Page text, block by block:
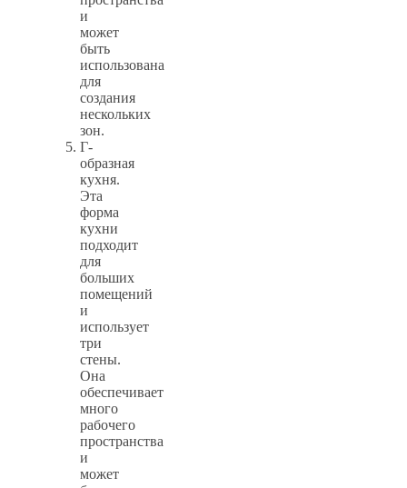
и
может
быть
использована
для
создания
нескольких
зон.
Г-
образная
кухня.
Эта
форма
кухни
подходит
для
больших
помещений
и
использует
три
стены.
Она
обеспечивает
много
рабочего
пространства
и
может